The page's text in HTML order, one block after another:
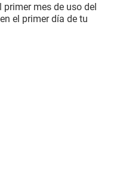
primer mes de uso del
el primer día de tu